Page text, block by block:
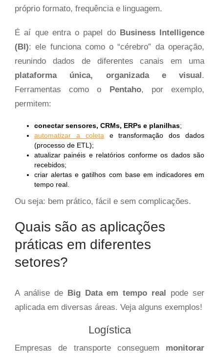
próprio formato, frequência e linguagem.
É aí que entra o papel do Business Intelligence
(BI): ele funciona como o “cérebro” da operação,
reunindo dados de diferentes canais em uma
plataforma única, organizada e visual .
Ferramentas como o
Pentaho, por exemplo,
permitem:
conectar sensores, CRMs, ERPs e planilhas;
automatizar a coletae transformação dos dados
(processo de ETL);
atualizar painéis e relatórios conforme os dados são
recebidos;
criar alertas e gatilhos com base em indicadores em
tempo real.
Ou seja: bem prático, fácil e sem complicações.
Quais são as aplicações
práticas em diferentes
setores?
A análise de Big Data em tempo real
pode ser
aplicada em diversas áreas. Veja alguns exemplos!
Logística
Empresas de transporte conseguem monitorar